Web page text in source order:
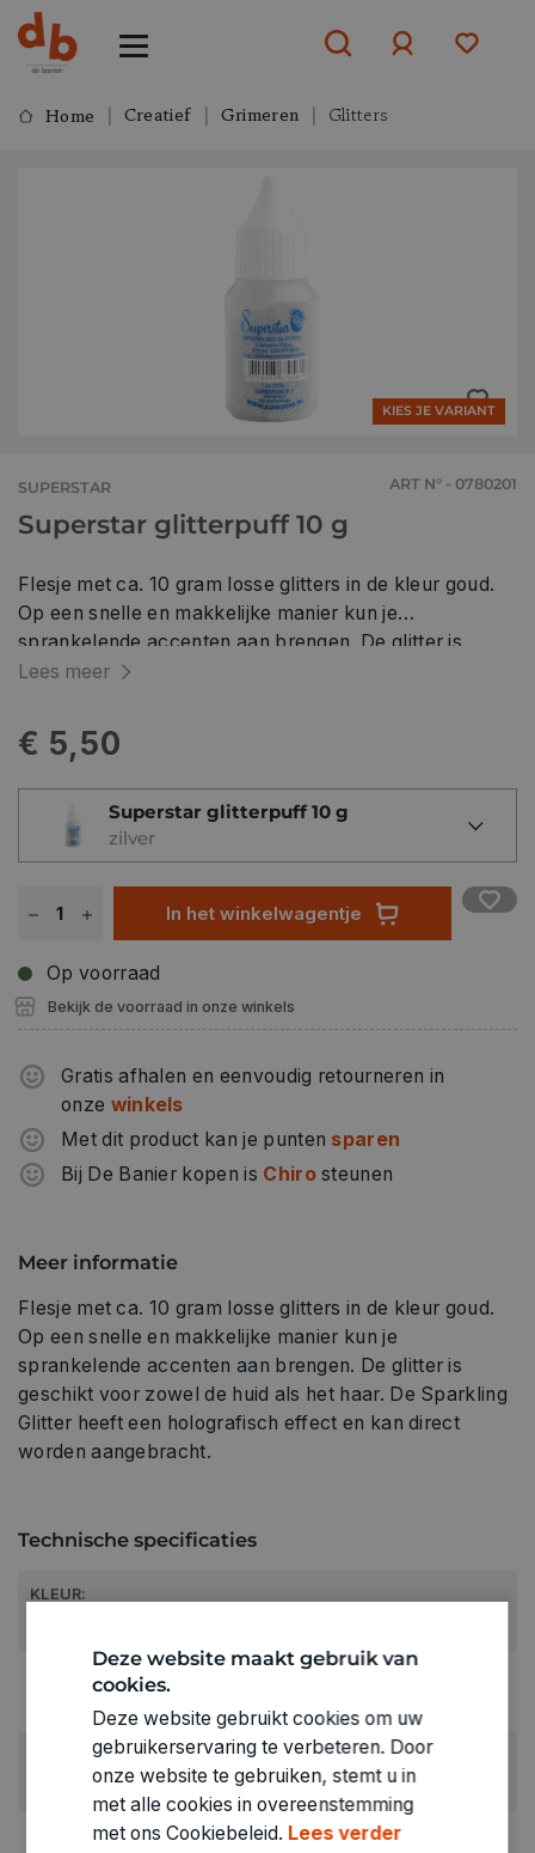
Home Creatief Grimeren Glitters
KIES JE VARIANT
SUPERSTAR ART N° - 0780201
Superstar glitterpuff 10 g
Flesje met ca. 10 gram losse glitters in de kleur goud.
Op een snelle en makkelijke manier kun je
sprankelende accenten aan brengen. De glitter is
geschikt voor zowel de huid als het haar. De Sparkling
worden aangebracht.
Lees meer
€ 5,50
Superstar glitterpuff 10 g
zilver
In het winkelwagentje
Op voorraad
Bekijk de voorraad in onze winkels
Gratis afhalen en eenvoudig retourneren in
onze winkels
Met dit product kan je punten sparen
Bij De Banier kopen is Chirosteunen
Meer informatie
Flesje met ca. 10 gram losse glitters in de kleur goud.
Op een snelle en makkelijke manier kun je
sprankelende accenten aan brengen. De glitter is
geschikt voor zowel de huid als het haar. De Sparkling
Glitter heeft een holografisch effect en kan direct
worden aangebracht.
Technische specificaties
KLEUR:
LEVERANCIERSKLEUR:
RUBRIEK:
GEWICHT
Deze website maakt gebruik van
cookies.
Deze website gebruikt cookies om uw
gebruikerservaring te verbeteren. Door
onze website te gebruiken, stemt u in
met alle cookies in overeenstemming
met ons Cookiebeleid. Lees verder